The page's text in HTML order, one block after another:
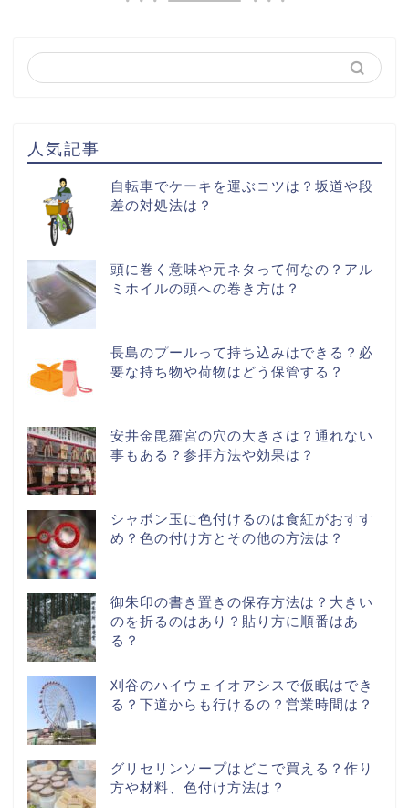
人気記事
自転車でケーキを運ぶコツは？坂道や段
差の対処法は？
頭に巻く意味や元ネタって何なの？アル
ミホイルの頭への巻き方は？
長島のプールって持ち込みはできる？必
要な持ち物や荷物はどう保管する？
安井金毘羅宮の穴の大きさは？通れない
事もある？参拝方法や効果は？
シャボン玉に色付けるのは食紅がおすす
め？色の付け方とその他の方法は？
御朱印の書き置きの保存方法は？大きい
のを折るのはあり？貼り方に順番はあ
る？
刈谷のハイウェイオアシスで仮眠はでき
る？下道からも行けるの？営業時間は？
グリセリンソープはどこで買える？作り
方や材料、色付け方法は？